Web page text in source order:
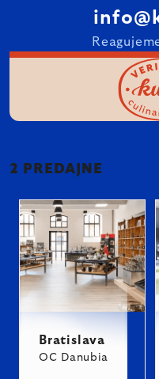
2 PREDAJNE
Bratislava
OC Danubia